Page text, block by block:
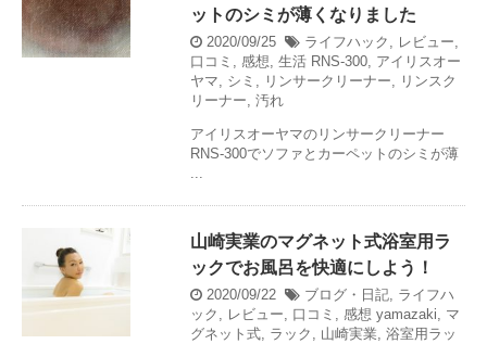
ットのシミが薄くなりました
2020/09/25 ライフハック , レビュー,
口コミ , 感想, 生活 RNS-300, アイリスオー
ヤマ, シミ , リンサークリーナー, リンスク
リーナー, 汚れ
アイリスオーヤマのリンサークリーナー
RNS-300でソファとカーペットのシミが薄
...
山崎実業のマグネット式浴室用ラ
ックでお風呂を快適にしよう！
2020/09/22 ブログ・日記, ライフハ
ック , レビュー, 口コミ , 感想 yamazaki, マ
グネット式, ラック , 山崎実業, 浴室用ラッ